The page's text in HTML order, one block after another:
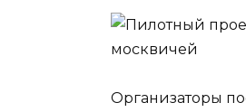
Организаторы